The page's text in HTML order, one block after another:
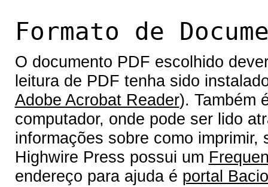
Formato de
O documento PDF escolhido
leitura de PDF tenha sido
Adobe Acrobat Reader). Também
computador, onde pode ser lido
informações sobre como
Highwire Press possui um
endereço para ajuda é portal